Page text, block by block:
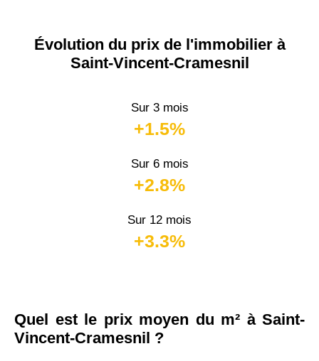
Évolution du prix de l'immobilier à
Saint-Vincent-Cramesnil
Sur 3 mois
+1.5%
Sur 6 mois
+2.8%
Sur 12 mois
+3.3%
Quel est le prix moyen du m² à Saint-
Vincent-Cramesnil ?